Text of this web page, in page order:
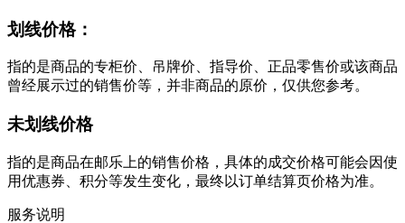
划线价格：
指的是商品的专柜价、吊牌价、指导价、正品零售价或该商品
曾经展示过的销售价等，并非商品的原价，仅供您参考。
未划线价格
指的是商品在邮乐上的销售价格，具体的成交价格可能会因使
用优惠券、积分等发生变化，最终以订单结算页价格为准。
服务说明